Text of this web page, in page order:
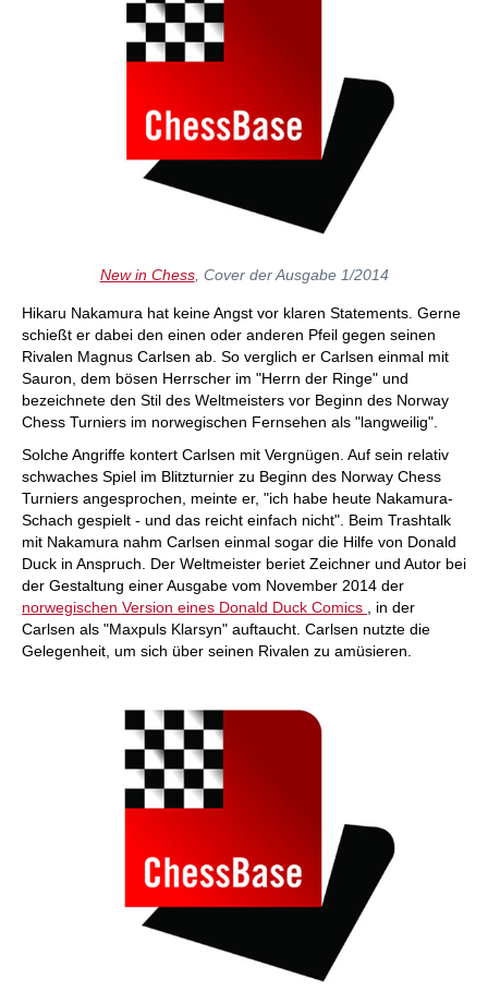
New in Chess, Cover der Ausgabe 1/2014
Hikaru Nakamura hat keine Angst vor klaren Statements. Gerne
schießt er dabei den einen oder anderen Pfeil gegen seinen
Rivalen Magnus Carlsen ab. So verglich er Carlsen einmal mit
Sauron, dem bösen Herrscher im "Herrn der Ringe" und
bezeichnete den Stil des Weltmeisters vor Beginn des Norway
Chess Turniers im norwegischen Fernsehen als "langweilig".
Solche Angriffe kontert Carlsen mit Vergnügen. Auf sein relativ
schwaches Spiel im Blitzturnier zu Beginn des Norway Chess
Turniers angesprochen, meinte er, "ich habe heute Nakamura-
Schach gespielt - und das reicht einfach nicht". Beim Trashtalk
mit Nakamura nahm Carlsen einmal sogar die Hilfe von Donald
Duck in Anspruch. Der Weltmeister beriet Zeichner und Autor bei
der Gestaltung einer Ausgabe vom November 2014 der
norwegischen Version eines Donald Duck Comics
, in der
Carlsen als "Maxpuls Klarsyn" auftaucht. Carlsen nutzte die
Gelegenheit, um sich über seinen Rivalen zu amüsieren.